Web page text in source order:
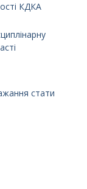
КДКА
стати